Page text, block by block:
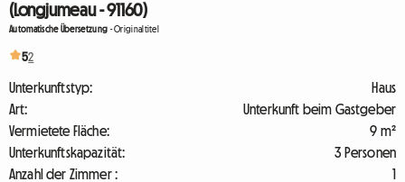
(Longjumeau - 91160)
Automatische Übersetzung -Originaltitel
52
Unterkunftstyp:
Haus
Art:
Unterkunft beim Gastgeber
Vermietete Fläche:
9 m²
Unterkunftskapazität:
3 Personen
Anzahl der Zimmer :
1